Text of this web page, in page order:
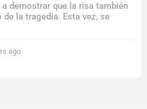
a demostrar que la risa también
la tragedia. Esta vez, se
ago